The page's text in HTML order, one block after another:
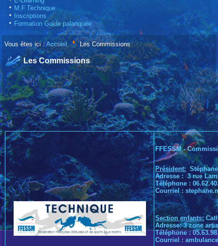
M.F.Technique
Inscriptions
Formation Guide palanquée
Vous êtes ici :Accueil Les Commissions
Les Commissions
FFESSM -
Président:
Adresse : 3 rue
Téléphone :
Courriel :
Section enfants:
Adresse: 3 zone
Téléphone :
Courriel :